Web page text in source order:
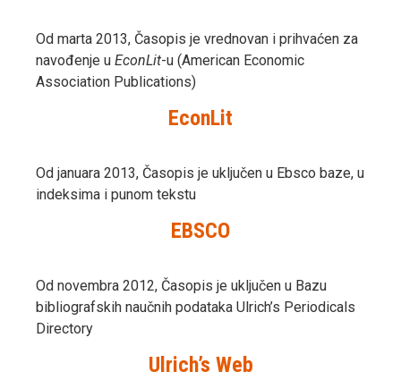
Od marta 2013, Časopis je vrednovan i prihvaćen za
navođenje u EconLit-u (American Economic
Association Publications)
EconLit
Od januara 2013, Časopis je uključen u Ebsco baze, u
indeksima i punom tekstu
EBSCO
Od novembra 2012, Časopis je uključen u Bazu
bibliografskih naučnih podataka Ulrich’s Periodicals
Directory
Ulrich’s Web